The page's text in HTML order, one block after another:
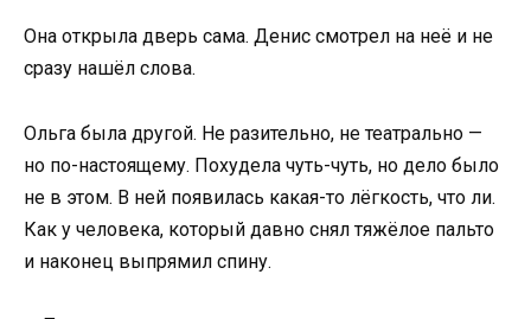
Она открыла дверь сама. Денис смотрел на неё и не
сразу нашёл слова.
Ольга была другой. Не разительно, не театрально —
но по-настоящему. Похудела чуть-чуть, но дело было
не в этом. В ней появилась какая-то лёгкость, что ли.
Как у человека, который давно снял тяжёлое пальто
и наконец выпрямил спину.